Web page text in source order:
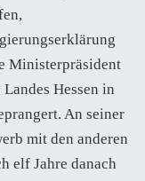
Ministerpräsident
Hessen in
An seiner
mit den anderen
elf Jahre danach